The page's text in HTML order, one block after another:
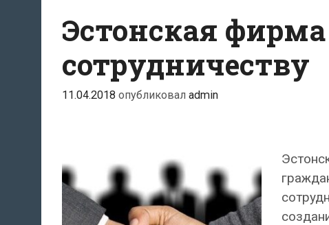
Эстонская
сотрудничеству
11.04.2018 опубликовал admin